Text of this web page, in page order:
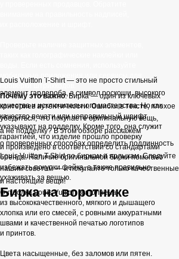
Louis Vuitton T-Shirt — это не просто стильный
элемент гардероба, а символ роскоши, высокого
качества и исключительного мастерства. Но как
убедиться, что покупаете оригинальную вещь,
а не подделку? В этом обзоре расскажем
о проверенных способах определить подлинность
Louis Vuitton T-Shirt по биркам и ярлыкам. Следуйте
нашим советам — и покупайте только качественные
и настоящие вещи!
Футболка Louis Vuitton выполнена
из высококачественного, мягкого и дышащего
хлопка или его смесей, с ровными аккуратными
швами и качественной печатью логотипов
и принтов.
Цвета насыщенные, без заломов или пятен.
мобильные приложения или сервисы для
Почему это важно: Бирка — один из ключевых
критериев аутентичности. Ошибки в тексте, плохое
качество печати или неправильный шрифт
указывают на подделку. Кроме того, она служит
гарантией, что изделие прошло проверку
и произведено в соответствии со стандартами
бренда. Наличие оригинальной бирки помогает
избежать покупки фейка, а также правильно
ухаживать за вещью.
Бирка на воротнике